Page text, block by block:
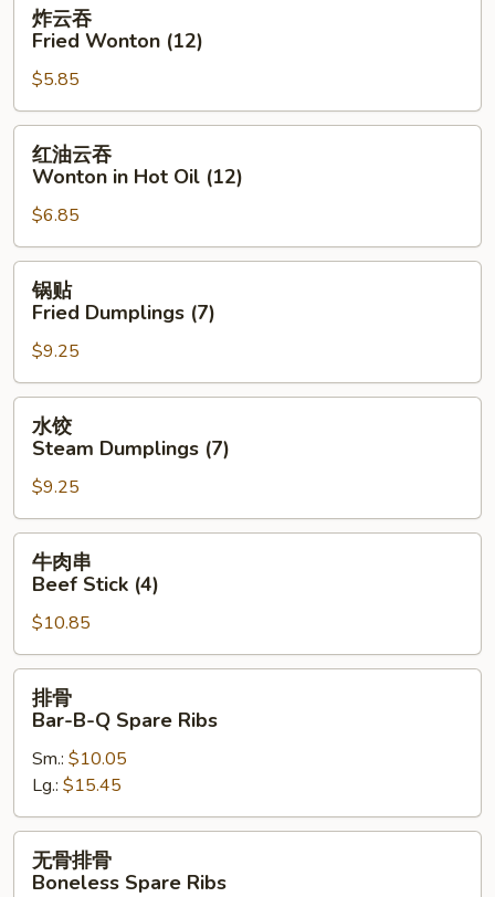
Fried
Wonton
(12)
炸云吞
Fried Wonton (12)
$5.85
Wonton
in
Hot
Oil
(12)
红油云吞
Wonton in Hot Oil (12)
$6.85
Fried
Dumplings
(7)
锅贴
Fried Dumplings (7)
$9.25
Steam
Dumplings
(7)
水饺
Steam Dumplings (7)
$9.25
Beef
Stick
(4)
牛肉串
Beef Stick (4)
$10.85
Bar-
B-
Spare
Ribs
排骨
Bar-B-Q Spare Ribs
Sm.: $10.05
Lg.: $15.45
无骨排骨
Boneless Spare Ribs